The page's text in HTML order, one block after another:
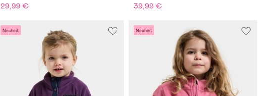
29,99 € 39,99 €
Neuheit Neuheit